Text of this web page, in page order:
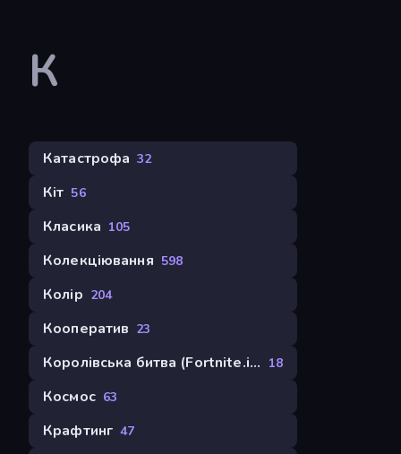
К
Катастрофа 32
Кіт 56
Класика 105
Колекціювання 598
Колір 204
Кооператив 23
Королівська битва (Fortnite.io) 18
Космос 63
Крафтинг 47